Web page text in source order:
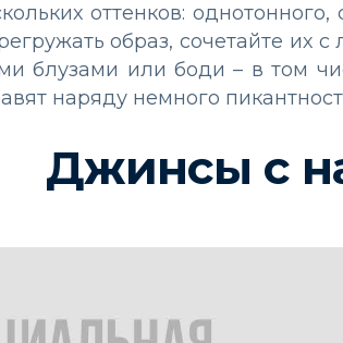
оттенков:
образ, сочетайте их
блузами или боди – в том
наряду немного
Джинсы с